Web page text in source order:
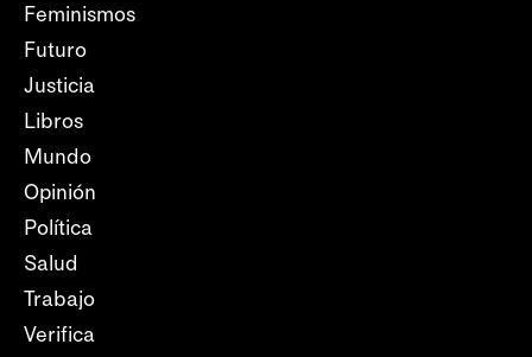
Feminismos
Futuro
Justicia
Libros
Mundo
Opinión
Política
Salud
Trabajo
Verifica